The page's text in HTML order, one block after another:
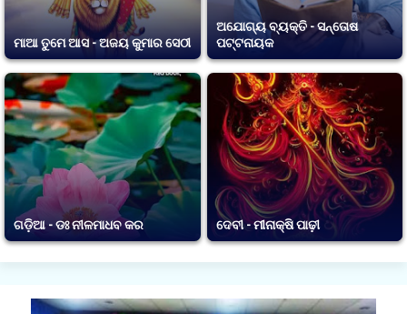
ମାଆ ତୁମେ ଆସ - ଅଜୟ କୁମାର ସେଠୀ
ଅଯୋଗ୍ୟ ବ୍ୟକ୍ତି - ସନ୍ତୋଷ
ପଟ୍ଟନାୟକ
ଗଡ଼ିଆ - ଡଃ ନୀଳମାଧବ କର ଦେବୀ - ମୀନାକ୍ଷି ପାଢ଼ୀ